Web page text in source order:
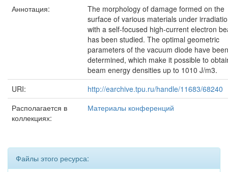
Аннотация:
The morphology of damage formed on the
surface of various materials under
with a self-focused high-current electron
has been studied. The optimal geometric
parameters of the vacuum diode have been
determined, which make it possible to
beam energy densities up to 1010 J/m3.
URI:
http://earchive.tpu.ru/handle/11683/68240
Располагается в
коллекциях:
Материалы конференций
Файлы этого ресурса: